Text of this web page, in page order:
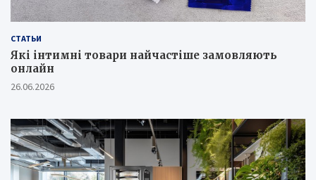
СТАТЬИ
Які інтимні товари найчастіше замовляють
онлайн
26.06.2026